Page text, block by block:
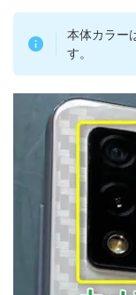
本体カラー
す。